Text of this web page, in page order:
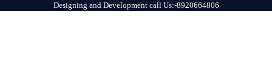
Designing and Development call Us:-8920664806